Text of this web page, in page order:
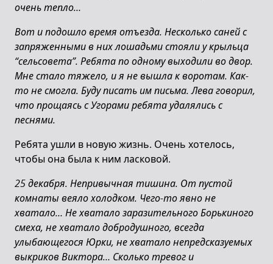
очень тепло…
Вот и подошло время отъезда. Несколько саней с
запряженными в них лошадьми стояли у крыльца
“сельсовета”. Ребята по одному выходили во двор.
Мне стало тяжело, и я не вышла к воротам. Как-
то не смогла. Буду писать им письма. Лева говорил,
что прощаясь с Угорами ребята удалялись с
песнями.
Ребята ушли в новую жизнь. Очень хотелось,
чтобы она была к ним ласковой.
25 декабря. Непривычная тишина. От пустой
комнаты веяло холодком. Чего-то явно не
хватало… Не хватало заразительного Борькиного
смеха, не хватало добродушного, всегда
улыбающегося Юрки, не хватало непредсказуемых
выкриков Виктора… Сколько тревог и